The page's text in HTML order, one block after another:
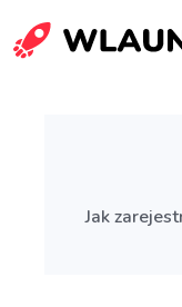
Jak